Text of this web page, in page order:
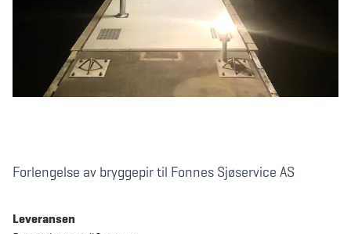
Forlengelse av bryggepir til Fonnes Sjøservice AS
Leveransen